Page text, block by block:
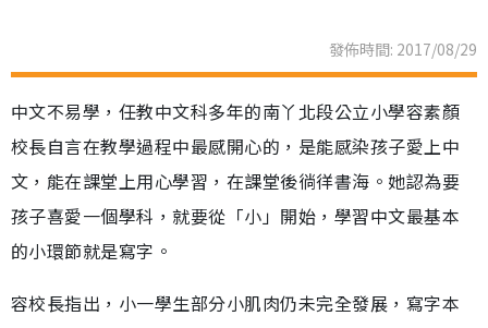
發佈時間: 2017/08/29
中文不易學，任教中文科多年的南丫北段公立小學容素顏
校長自言在教學過程中最感開心的，是能感染孩子愛上中
文，能在課堂上用心學習，在課堂後徜徉書海。她認為要
孩子喜愛一個學科，就要從「小」開始，學習中文最基本
的小環節就是寫字。
容校長指出，小一學生部分小肌肉仍未完全發展，寫字本